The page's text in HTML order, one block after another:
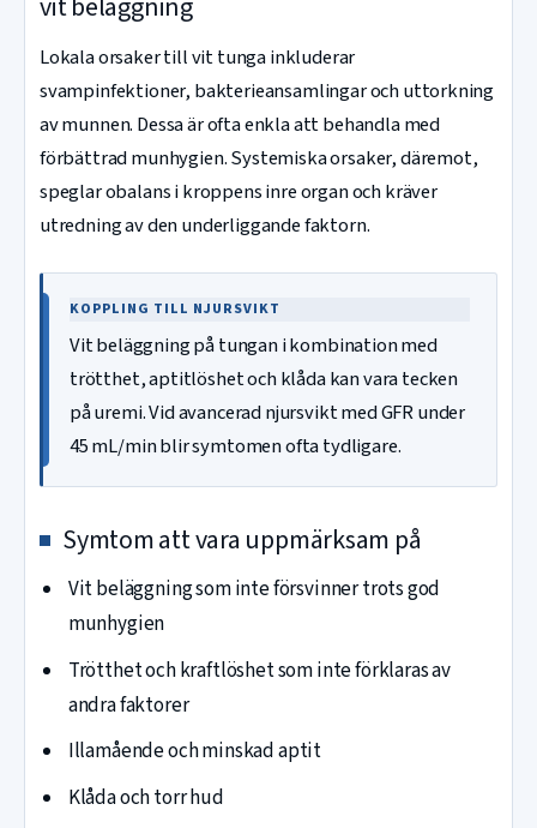
Lokala orsaker till vit tunga inkluderar
svampinfektioner, bakterieansamlingar och uttorkning
av munnen. Dessa är ofta enkla att behandla med
förbättrad munhygien. Systemiska orsaker, däremot,
speglar obalans i kroppens inre organ och kräver
utredning av den underliggande faktorn.
KOPPLING TILL NJURSVIKT
Vit beläggning på tungan i kombination med
trötthet, aptitlöshet och klåda kan vara tecken
på uremi. Vid avancerad njursvikt med GFR under
45 mL/min blir symtomen ofta tydligare.
Symtom att vara uppmärksam på
Vit beläggning som inte försvinner trots god
munhygien
Trötthet och kraftlöshet som inte förklaras av
andra faktorer
Illamående och minskad aptit
Klåda och torr hud